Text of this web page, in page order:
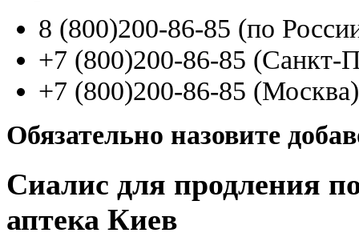
8 (800)200-86-85 (по
+7 (800)200-86-85 (Санкт-
+7 (800)200-86-85 (Москва)
Обязательно назовите
Сиалис для продления
аптека Киев